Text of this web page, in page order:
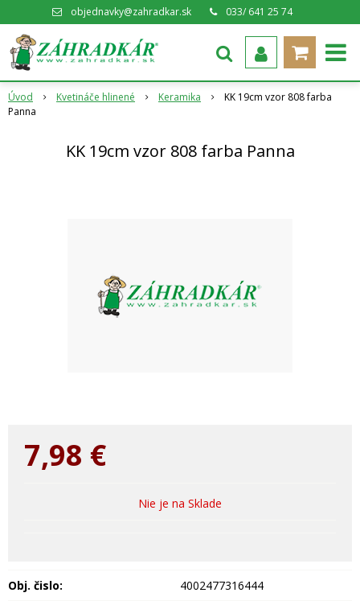
objednavky@zahradkar.sk 033/ 641 25 74
Úvod Kvetináče hlinené Keramika
KK 19cm vzor 808 farba
Panna
KK 19cm vzor 808 farba Panna
7,98 €
Nie je na Sklade
Obj. čislo:
4002477316444